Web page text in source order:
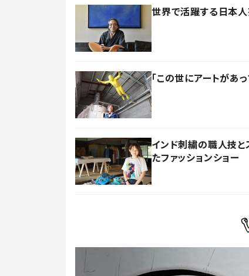
世界で活躍する日本
「この世にアートが
インド刺繍の職人技
たファッションショー